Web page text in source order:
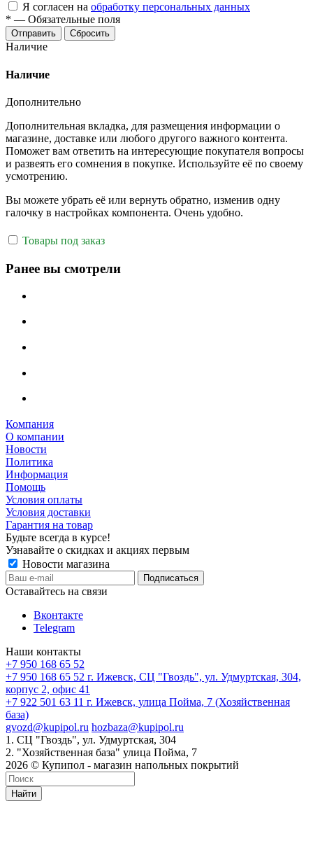
Я согласен на обработку персональных данных
* — Обязательные поля
Отправить Сбросить
Наличие
Наличие
Дополнительно
Дополнительная вкладка, для размещения информации о
магазине, доставке или любого другого важного контента.
Поможет вам ответить на интересующие покупателя вопросы
и развеять его сомнения в покупке. Используйте её по своему
усмотрению.
Вы можете убрать её или вернуть обратно, изменив одну
галочку в настройках компонента. Очень удобно.
Товары под заказ
Ранее вы смотрели
Компания
О компании
Новости
Политика
Информация
Помощь
Условия оплаты
Условия доставки
Гарантия на товар
Будьте всегда в курсе!
Узнавайте о скидках и акциях первым
Новости магазина
Оставайтесь на связи
Вконтакте
Telegram
Наши контакты
+7 950 168 65 52
+7 950 168 65 52 г. Ижевск, СЦ "Гвоздь", ул. Удмуртская, 304,
корпус 2, офис 41
+7 922 501 63 11 г. Ижевск, улица Пойма, 7 (Хозяйственная
база)
gvozd@kupipol.ru hozbaza@kupipol.ru
1. СЦ "Гвоздь", ул. Удмуртская, 304
2. "Хозяйственная база" улица Пойма, 7
2026 © Купипол - магазин напольных покрытий
Найти